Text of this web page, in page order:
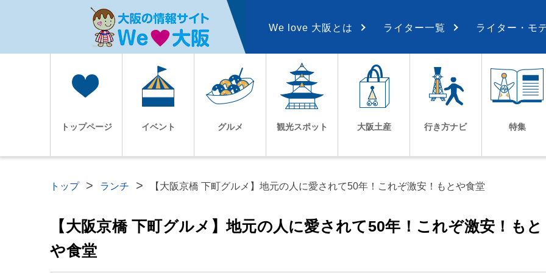
We love 大阪とは ライター一覧 ライター・モ
トップページ イベント グルメ 観光スポット 大阪土産 行き方ナビ 特集
トップ ランチ 【大阪京橋 下町グルメ】地元の人に愛されて50年！これぞ激安！もとや食堂
【大阪京橋 下町グルメ】地元の人に愛されて50年！これぞ激安！もと
や食堂